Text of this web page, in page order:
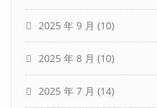
2025 年 9 月 (10)
2025 年 8 月 (10)
2025 年 7 月 (14)